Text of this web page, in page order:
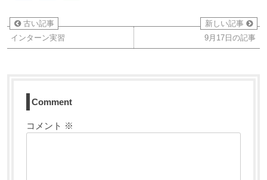
古い記事
インターン実習
新しい記事
9月17日の記事
Comment
コメント ※